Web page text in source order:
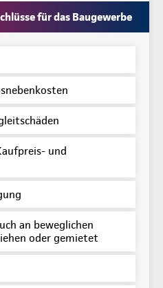
für das Baugewerbe
und
an beweglichen
oder gemietet